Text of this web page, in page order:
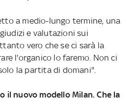
a medio-lungo termine, una
e valutazioni sui
vero che se ci sarà la
l'organico lo faremo. Non ci
la partita di domani".
il nuovo modello Milan. Che la